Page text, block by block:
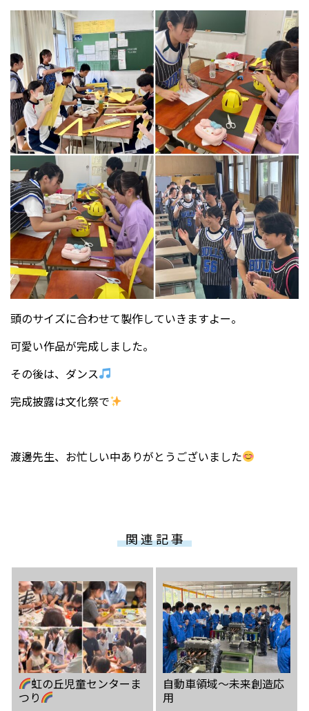
頭のサイズに合わせて製作していきますよー。
可愛い作品が完成しました。
その後は、ダンス
完成披露は文化祭で
渡邊先生、お忙しい中ありがとうございました
関 連 記 事
虹の丘児童センターま
つり
自動車領域〜未来創造応
用